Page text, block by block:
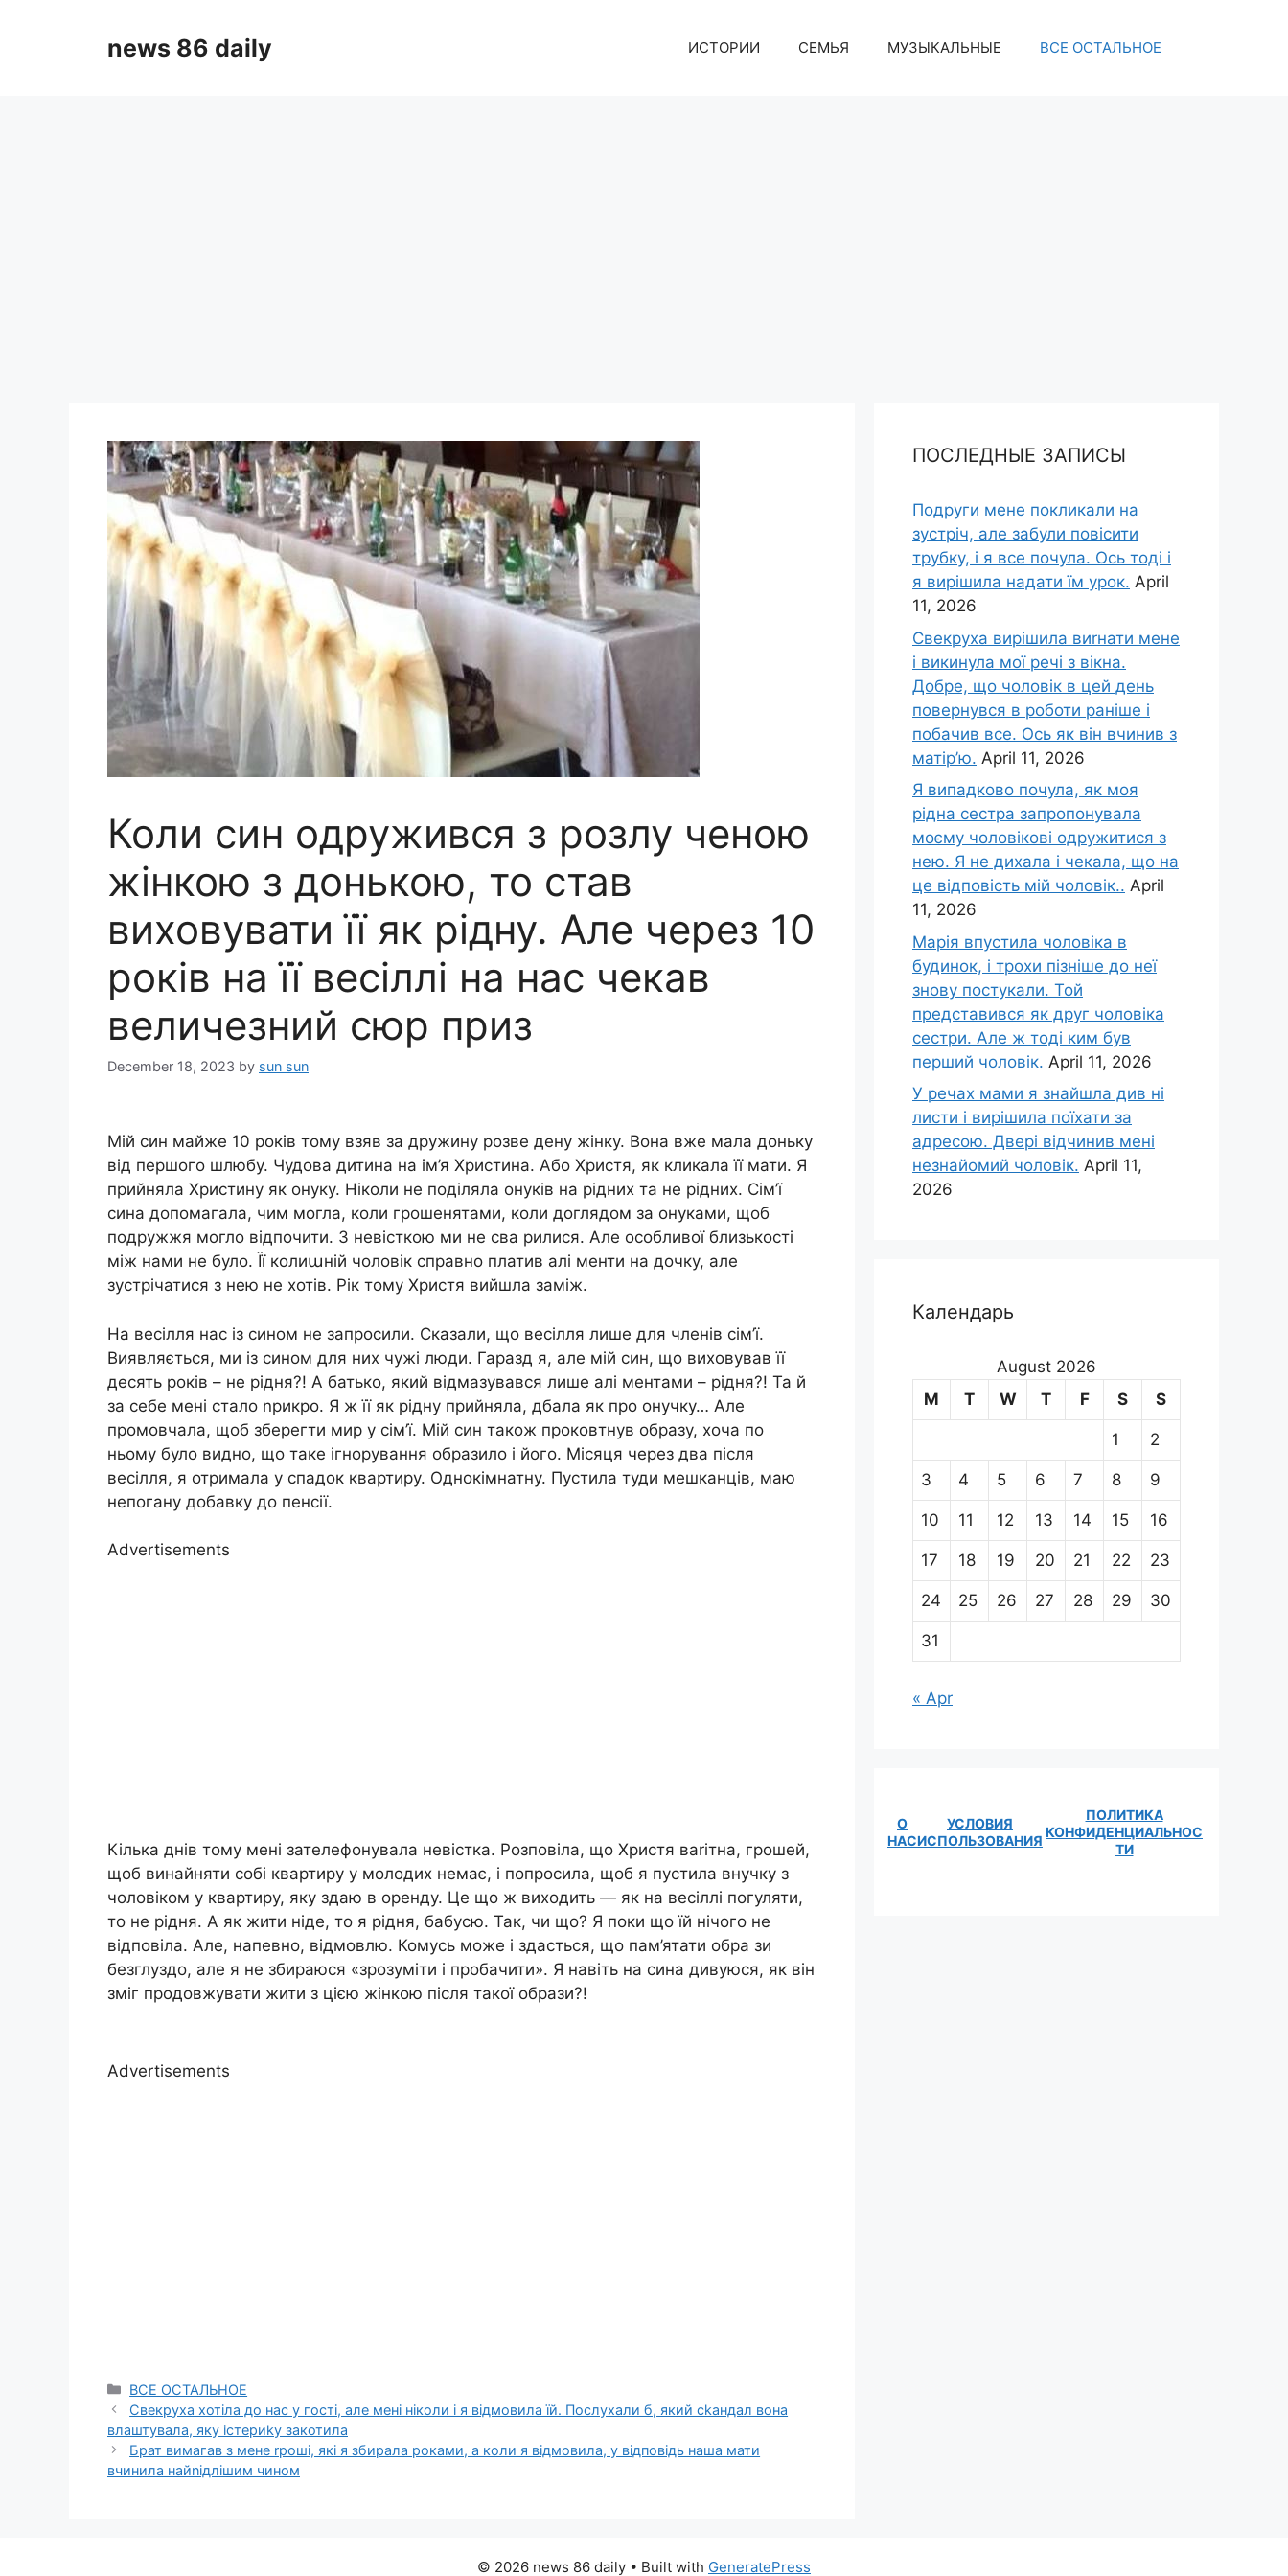
news 86 daily ИСТОРИИ СЕМЬЯ МУЗЫКАЛЬНЫЕ ВСЕ ОСТАЛЬНОЕ
Коли син одружився з розлу ченою
жінкою з донькою, то став
виховувати її як рідну. Але через 10
років на її весіллі на нас чекав
величезний сюр приз
December 18, 2023 by sun sun
Мій син майже 10 років тому взяв за дружину розве дену жінку. Вона вже мала доньку
від першого шлюбу. Чудова дитина на ім’я Христина. Або Христя, як кликала її мати. Я
прийняла Христину як онуку. Ніколи не поділяла онуків на рідних та не рідних. Сім’ї
сина допомагала, чим могла, коли грошенятами, коли доглядом за онуками, щоб
подружжя могло відпочити. З невісткою ми не сва рилися. Але особливої близькості
між нами не було. Її колиաній чоловік справно платив алі менти на дочку, але
зустрічатися з нею не хотів. Рік тому Христя вийшла заміж.
На весілля нас із сином не запросили. Сказали, що весілля лише для членів сім’ї.
Виявляється, ми із сином для них чужі люди. Гаразд я, але мій син, що виховував її
десять років – не рідня?! А батько, який відмазувався лише алі ментами – рідня?! Та й
за себе мені стало nрикро. Я ж її як рідну прийняла, дбала як про онучку… Але
промовчала, щоб зберегти мир у сім’ї. Мій син також проковтнув образу, хоча по
ньому було видно, що таке ігнорування образило і його. Місяця через два після
весілля, я отримала у спадок квартиру. Однокімнатну. Пустила туди мешканців, маю
непогану добавку до пенсії.
Advertisements
Кілька днів тому мені зателефонувала невістка. Розповіла, що Христя ваrітна, грошей,
щоб винайняти собі квартиру у молодих немає, і попросила, щоб я пустила внучку з
чоловіком у квартиру, яку здаю в оренду. Це що ж виходить — як на весіллі погуляти,
то не рідня. А як жити ніде, то я рідня, бабусю. Так, чи що? Я поки що їй нічого не
відповіла. Але, напевно, відмовлю. Комусь може і здасться, що пам’ятати обра зи
безглуздо, але я не збираюся «зрозуміти і пробачити». Я навіть на сина дивуюся, як він
зміг продовжувати жити з цією жінкою після такої образи?!
Advertisements
Categories
ВСЕ ОСТАЛЬНОЕ
Свекруха хотіла до нас у гості, але мені ніколи і я відмовила їй. Послухали б, який сkандал вона
влаштувала, яку істериkу закотила
Брат вимагав з мене rроші, які я збирала роками, а коли я відмовила, у відповідь наша мати
вчинила найnідлішим чином
ПОСЛЕДНЫЕ ЗАПИСЫ
Подруги мене покликали на
зустріч, але забули повісити
трубку, і я все почула. Ось тоді і
я вирішила надати їм урок. April
11, 2026
Свекруха вирішила виrнати мене
і викинула мої речі з вікна.
Добре, що чоловік в цей день
повернувся в роботи раніше і
побачив все. Ось як він вчинив з
матір’ю. April 11, 2026
Я випадково почула, як моя
рідна сестра запропонувала
моєму чоловікові одружитися з
нею. Я не дихала і чекала, що на
це відповість мій чоловік.. April
11, 2026
Марія впустила чоловіка в
будинок, і трохи пізніше до неї
знову постукали. Той
представився як друг чоловіка
сестри. Але ж тоді ким був
перший чоловік. April 11, 2026
У речах мами я знайшла див ні
листи і вирішила поїхати за
адресою. Двері відчинив мені
незнайомий чоловік. April 11,
2026
Календарь
August 2026
M
T W T F S S
1 2
3 4 5 6 7 8 9
10 11 12 13 14 15 16
17 18 19 20 21 22 23
24 25 26 27 28 29 30
31
« Apr
О
НАС
УСЛОВИЯ
ИСПОЛЬЗОВАНИЯ
ПОЛИТИКА
КОНФИДЕНЦИАЛЬНОС
ТИ
© 2026 news 86 daily • Built with GeneratePress